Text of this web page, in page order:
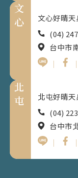
文
心
文心好晴
(04)
台中市
｜
｜
北
屯
北屯好晴
(04)
台中市
｜
｜